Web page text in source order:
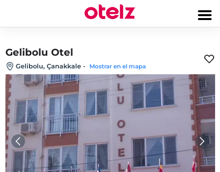
Gelibolu Otel
Gelibolu, Çanakkale - Mostrar en el mapa